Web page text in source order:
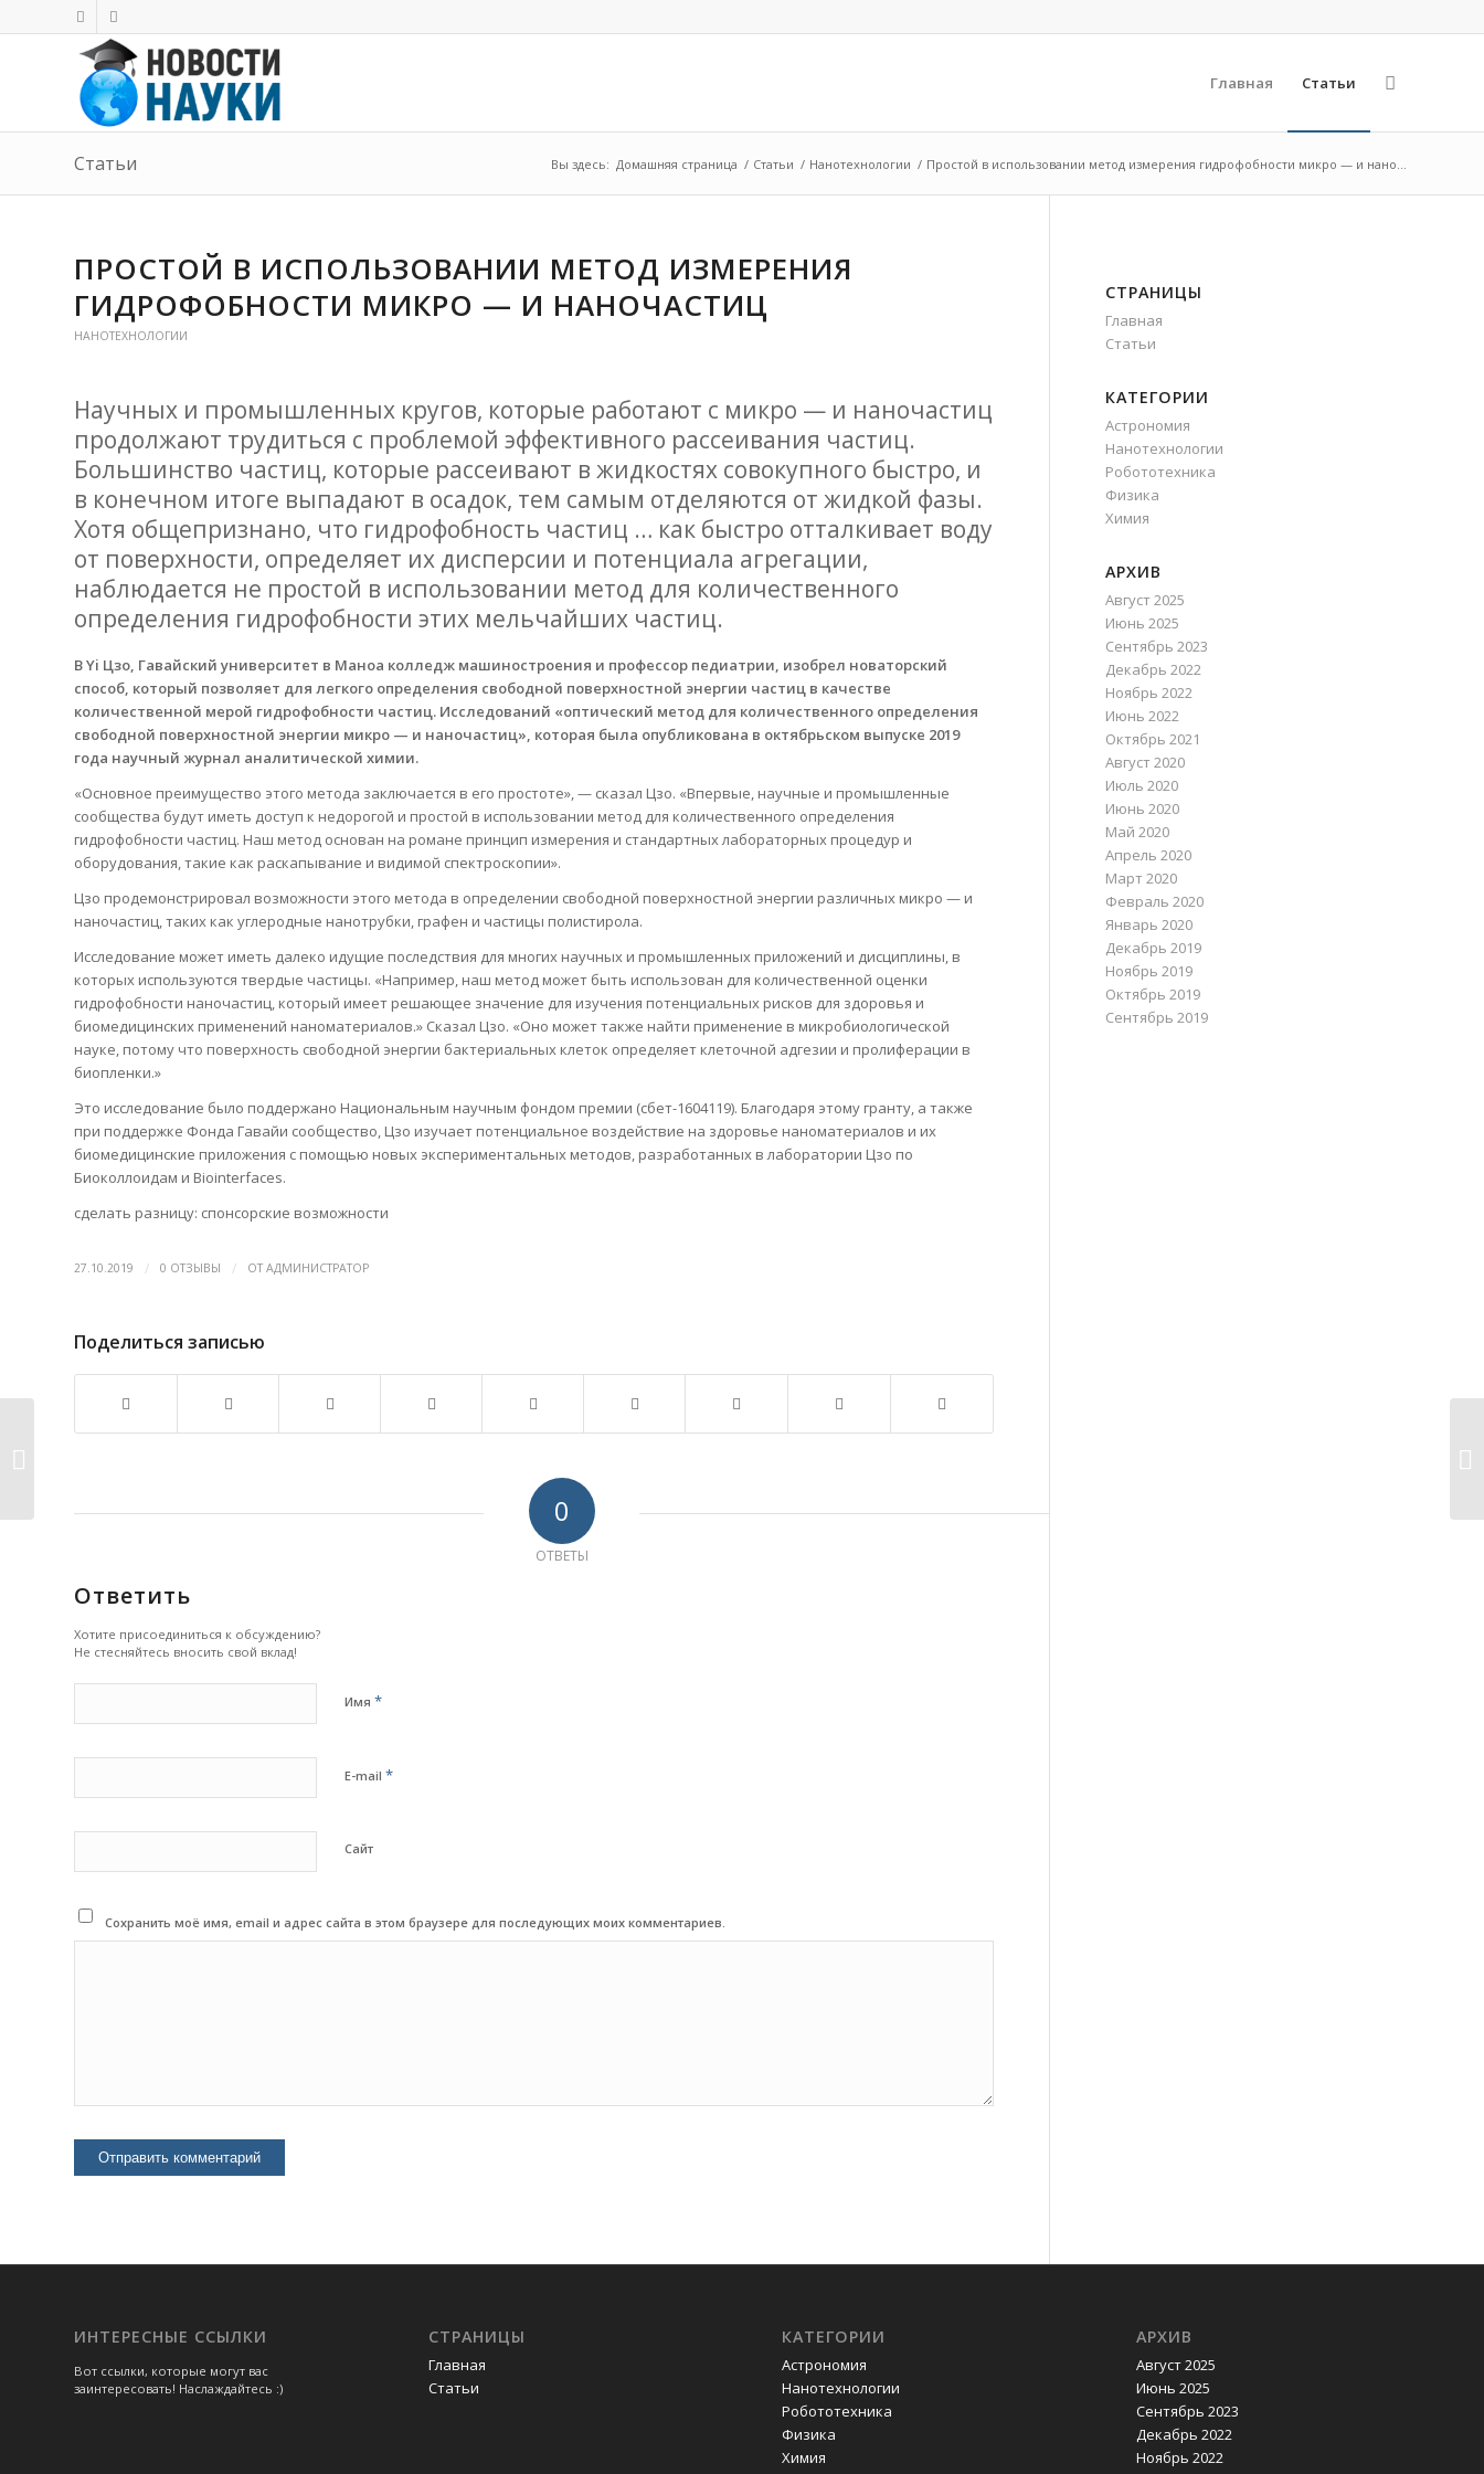
Главная Статьи
Статьи Вы здесь: Домашняя страница / Статьи / Нанотехнологии / Простой в использовании метод измерения гидрофобности микро — и нано...
ПРОСТОЙ В ИСПОЛЬЗОВАНИИ МЕТОД ИЗМЕРЕНИЯ
ГИДРОФОБНОСТИ МИКРО — И НАНОЧАСТИЦ
НАНОТЕХНОЛОГИИ
Научных и промышленных кругов, которые работают с микро — и наночастиц
продолжают трудиться с проблемой эффективного рассеивания частиц.
Большинство частиц, которые рассеивают в жидкостях совокупного быстро, и
в конечном итоге выпадают в осадок, тем самым отделяются от жидкой фазы.
Хотя общепризнано, что гидрофобность частиц … как быстро отталкивает воду
от поверхности, определяет их дисперсии и потенциала агрегации,
наблюдается не простой в использовании метод для количественного
определения гидрофобности этих мельчайших частиц.
В Yi Цзо, Гавайский университет в Маноа колледж машиностроения и профессор педиатрии, изобрел новаторский
способ, который позволяет для легкого определения свободной поверхностной энергии частиц в качестве
количественной мерой гидрофобности частиц. Исследований «оптический метод для количественного определения
свободной поверхностной энергии микро — и наночастиц», которая была опубликована в октябрьском выпуске 2019
года научный журнал аналитической химии.
«Основное преимущество этого метода заключается в его простоте», — сказал Цзо. «Впервые, научные и промышленные
сообщества будут иметь доступ к недорогой и простой в использовании метод для количественного определения
гидрофобности частиц. Наш метод основан на романе принцип измерения и стандартных лабораторных процедур и
оборудования, такие как раскапывание и видимой спектроскопии».
Цзо продемонстрировал возможности этого метода в определении свободной поверхностной энергии различных микро — и
наночастиц, таких как углеродные нанотрубки, графен и частицы полистирола.
Исследование может иметь далеко идущие последствия для многих научных и промышленных приложений и дисциплины, в
которых используются твердые частицы. «Например, наш метод может быть использован для количественной оценки
гидрофобности наночастиц, который имеет решающее значение для изучения потенциальных рисков для здоровья и
биомедицинских применений наноматериалов.» Сказал Цзо. «Оно может также найти применение в микробиологической
науке, потому что поверхность свободной энергии бактериальных клеток определяет клеточной адгезии и пролиферации в
биопленки.»
Это исследование было поддержано Национальным научным фондом премии (сбет-1604119). Благодаря этому гранту, а также
при поддержке Фонда Гавайи сообщество, Цзо изучает потенциальное воздействие на здоровье наноматериалов и их
биомедицинские приложения с помощью новых экспериментальных методов, разработанных в лаборатории Цзо по
Биоколлоидам и Biointerfaces.
сделать разницу: спонсорские возможности
27.10.2019 / 0 ОТЗЫВЫ / ОТАДМИНИСТРАТОР
Поделиться записью
0
ОТВЕТЫ
Ответить
Хотите присоединиться к обсуждению?
Не стесняйтесь вносить свой вклад!
Имя *
E-mail *
Сайт
Сохранить моё имя, email и адрес сайта в этом браузере для последующих моих комментариев.
СТРАНИЦЫ
Главная
Статьи
КАТЕГОРИИ
Астрономия
Нанотехнологии
Робототехника
Физика
Химия
АРХИВ
Август 2025
Июнь 2025
Сентябрь 2023
Декабрь 2022
Ноябрь 2022
Июнь 2022
Октябрь 2021
Август 2020
Июль 2020
Июнь 2020
Май 2020
Апрель 2020
Март 2020
Февраль 2020
Январь 2020
Декабрь 2019
Ноябрь 2019
Октябрь 2019
Сентябрь 2019
ИНТЕРЕСНЫЕ ССЫЛКИ
Вот ссылки, которые могут вас
заинтересовать! Наслаждайтесь :)
СТРАНИЦЫ
Главная
Статьи
КАТЕГОРИИ
Астрономия
Нанотехнологии
Робототехника
Физика
Химия
АРХИВ
Август 2025
Июнь 2025
Сентябрь 2023
Декабрь 2022
Ноябрь 2022